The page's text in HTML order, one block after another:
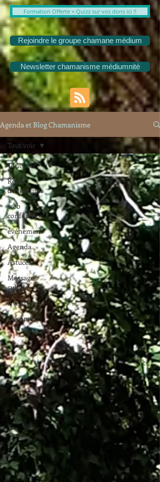
Formation Offerte + Quizz sur vos dons ici !!
Rejoindre le groupe chamane médium
Newsletter chamanisme médiumnité
Agenda et Blog Chamanisme
Tout voir
Récits
d'aventures
web
conférence
événement
Agenda
Astuces
Messages
subtils
Aventures
La compil'
Tout voir